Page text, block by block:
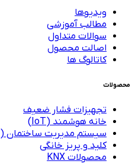
ویدیوها
مطالب آموزشی
سوالات متداول
اصالت محصول
کاتالوگ ها
محصولات
تجهیزات فشار ضعیف
خانه هوشمند (IoT)
سیستم مدیریت ساختمان (BMS)
کلید و پریز خانگی
محصولات KNX